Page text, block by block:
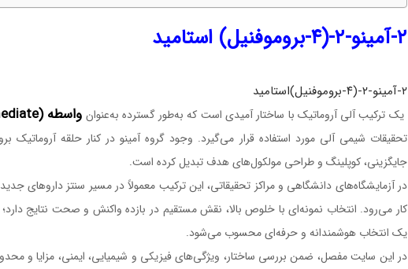
۲-آمینو-۲-(۴-بروموفنیل) استامید
۲‑آمینو‑۲‑(۴‑بروموفنیل)استامید
یک ترکیب آلی آروماتیک با ساختار آمیدی است که به‌طور گسترده به‌عنوان واسطه (Intermediate)
تحقیقات شیمی آلی مورد استفاده قرار می‌گیرد. وجود گروه آمینو در کنار حلقه آروماتیک
جایگزینی، کوپلینگ و طراحی مولکول‌های هدف تبدیل کرده است.
در آزمایشگاه‌های دانشگاهی و مراکز تحقیقاتی، این ترکیب معمولاً در مسیر سنتز داروهای
کار می‌رود. انتخاب نمونه‌ای با خلوص بالا، نقش مستقیم در بازده واکنش و صحت نتایج
یک انتخاب هوشمندانه و حرفه‌ای محسوب می‌شود.
در این سایت مفصل، ضمن بررسی ساختار، ویژگی‌های فیزیکی و شیمیایی، ایمنی، مزایا و